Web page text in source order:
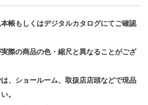
帳もしくはデジタルカタログにてご確認
際の商品の色・縮尺と異なることがござ
、ショールーム、取扱店店頭などで現品
。